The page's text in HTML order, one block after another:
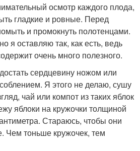
осмотр каждого плода,
гладкие и ровные. Перед
и промокнуть полотенцами.
я оставляю так, как есть, ведь
очень много полезного.
сердцевину ножом или
Я этого не делаю, сушу
чай или компот из таких яблок
яблоки на кружочки толщиной
Стараюсь, чтобы они
Чем тоньше кружочек, тем